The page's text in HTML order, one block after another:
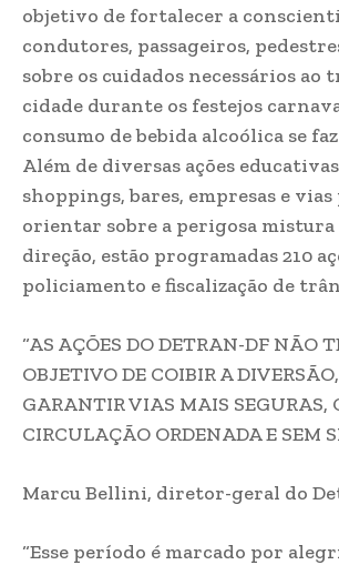
objetivo de fortalecer a
condutores, passageiros,
sobre os cuidados necessários ao
cidade durante os festejos
consumo de bebida alcoólica se
Além de diversas ações
shoppings, bares, empresas e
orientar sobre a perigosa mistura
direção, estão programadas 210
policiamento e fiscalização de
“AS AÇÕES DO DETRAN-DF NÃO
OBJETIVO DE COIBIR A
GARANTIR VIAS MAIS SEGURAS,
CIRCULAÇÃO ORDENADA E SEM
Marcu Bellini, diretor-geral do
“Esse período é marcado por